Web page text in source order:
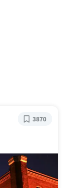
3870